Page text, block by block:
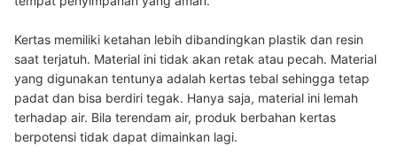
Kertas memiliki ketahan lebih dibandingkan plastik dan resin
saat terjatuh. Material ini tidak akan retak atau pecah. Material
yang digunakan tentunya adalah kertas tebal sehingga tetap
padat dan bisa berdiri tegak. Hanya saja, material ini lemah
terhadap air. Bila terendam air, produk berbahan kertas
berpotensi tidak dapat dimainkan lagi.